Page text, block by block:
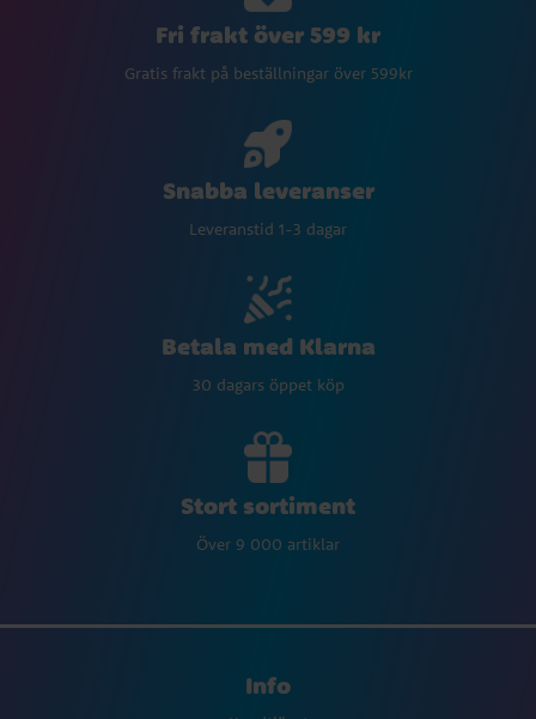
Fri frakt över 599 kr
Gratis frakt på beställningar över 599kr
Snabba leveranser
Leveranstid 1-3 dagar
Betala med Klarna
30 dagars öppet köp
Stort sortiment
Över 9 000 artiklar
Info